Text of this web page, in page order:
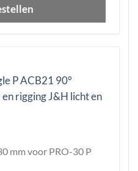
mm voor PRO-30 P